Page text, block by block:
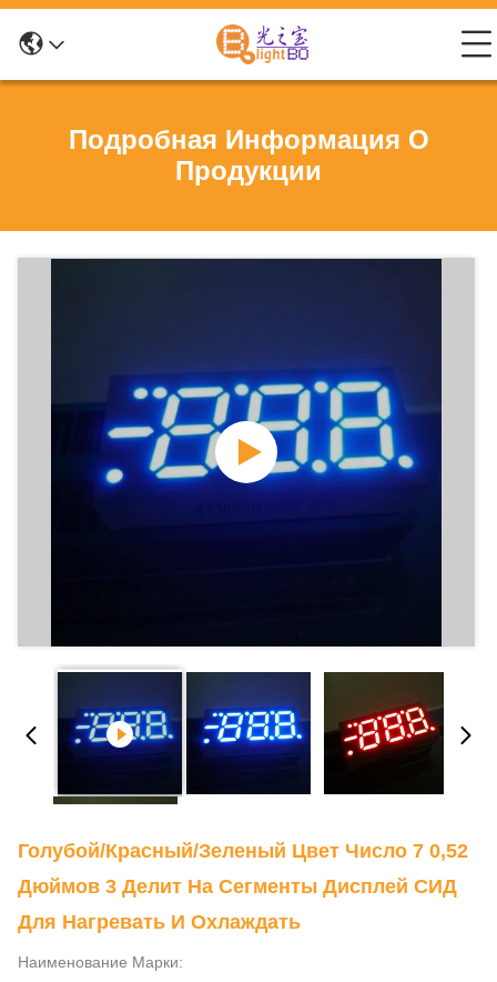
Подробная Информация О
Продукции
Голубой/красный/зеленый Цвет Число 7 0,52
Дюймов 3 Делит На Сегменты Дисплей СИД
Для Нагревать И Охлаждать
Наименование Марки: